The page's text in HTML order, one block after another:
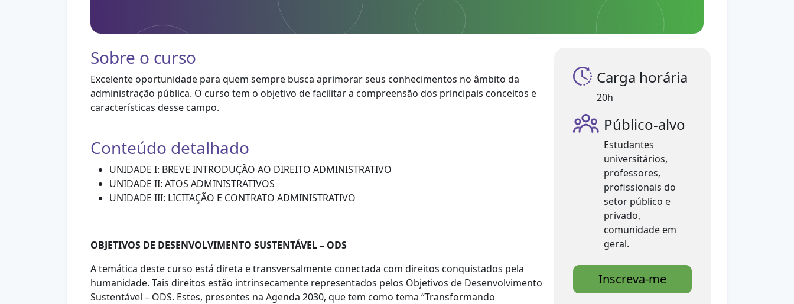
Sobre o curso
Excelente oportunidade para quem sempre busca aprimorar seus conhecimentos no âmbito da
administração pública. O curso tem o objetivo de facilitar a compreensão dos principais conceitos e
características desse campo.
Conteúdo detalhado
UNIDADE I: BREVE INTRODUÇÃO AO DIREITO ADMINISTRATIVO
UNIDADE II: ATOS ADMINISTRATIVOS
UNIDADE III: LICITAÇÃO E CONTRATO ADMINISTRATIVO
OBJETIVOS DE DESENVOLVIMENTO SUSTENTÁVEL – ODS
A temática deste curso está direta e transversalmente conectada com direitos conquistados pela
humanidade. Tais direitos estão intrinsecamente representados pelos Objetivos de Desenvolvimento
Sustentável – ODS. Estes, presentes na Agenda 2030, que tem como tema “Transformando
Carga horária
20h
Público-alvo
Estudantes
universitários,
professores,
profissionais do
setor público e
privado,
comunidade em
geral.
Inscreva-me